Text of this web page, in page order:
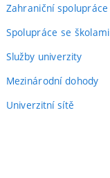
Zahraniční spolupráce
Spolupráce se školami
Služby univerzity
Mezinárodní dohody
Univerzitní sítě